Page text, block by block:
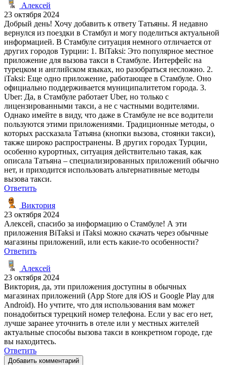
Алексей
23 октября 2024
Добрый день! Хочу добавить к ответу Татьяны. Я недавно
вернулся из поездки в Стамбул и могу поделиться актуальной
информацией. В Стамбуле ситуация немного отличается от
других городов Турции: 1. BiTaksi: Это популярное местное
приложение для вызова такси в Стамбуле. Интерфейс на
турецком и английском языках, но разобраться несложно. 2.
iTaksi: Еще одно приложение, работающее в Стамбуле. Оно
официально поддерживается муниципалитетом города. 3.
Uber: Да, в Стамбуле работает Uber, но только с
лицензированными такси, а не с частными водителями.
Однако имейте в виду, что даже в Стамбуле не все водители
пользуются этими приложениями. Традиционные методы, о
которых рассказала Татьяна (кнопки вызова, стоянки такси),
также широко распространены. В других городах Турции,
особенно курортных, ситуация действительно такая, как
описала Татьяна – специализированных приложений обычно
нет, и приходится использовать альтернативные методы
вызова такси.
Ответить
Виктория
23 октября 2024
Алексей, спасибо за информацию о Стамбуле! А эти
приложения BiTaksi и iTaksi можно скачать через обычные
магазины приложений, или есть какие-то особенности?
Ответить
Алексей
23 октября 2024
Виктория, да, эти приложения доступны в обычных
магазинах приложений (App Store для iOS и Google Play для
Android). Но учтите, что для использования вам может
понадобиться турецкий номер телефона. Если у вас его нет,
лучше заранее уточнить в отеле или у местных жителей
актуальные способы вызова такси в конкретном городе, где
вы находитесь.
Ответить
Добавить комментарий